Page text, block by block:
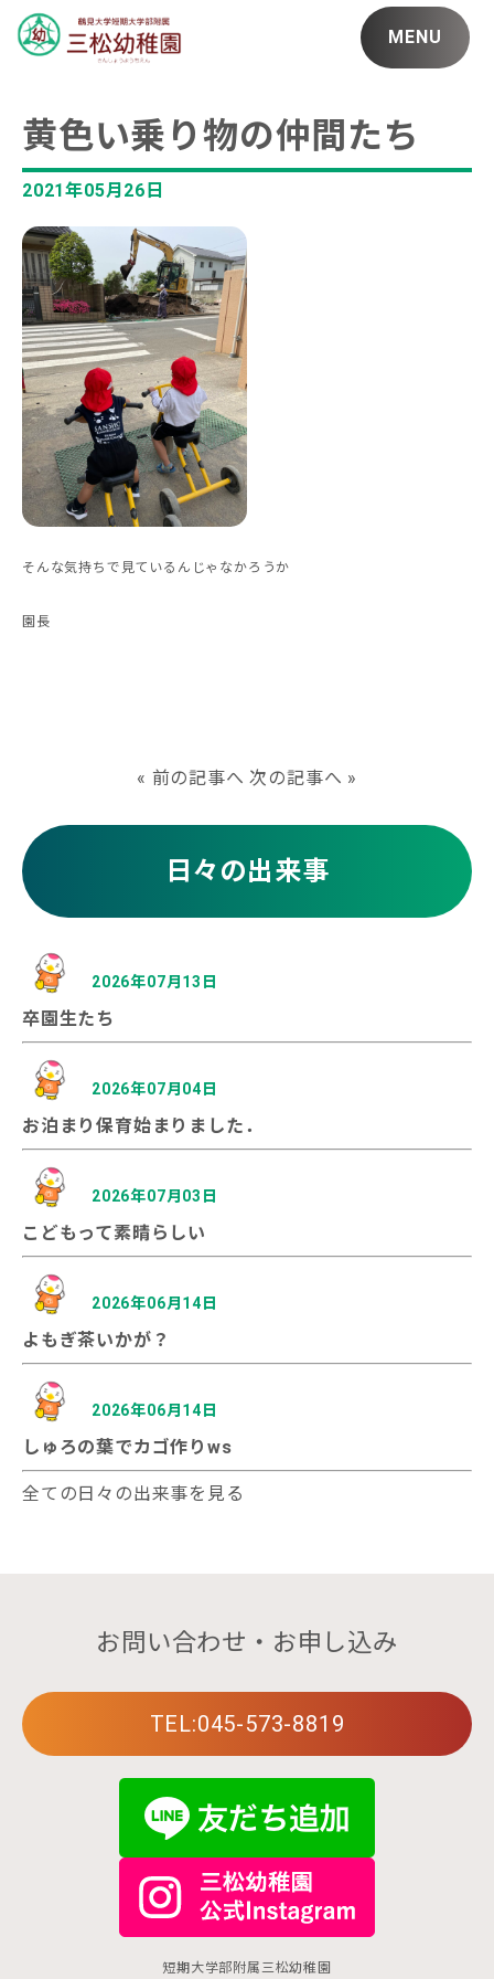
MENU
黄色い乗り物の仲間たち
2021年05月26日
そんな気持ちで見ているんじゃなかろうか
園長
« 前の記事へ 次の記事へ »
日々の出来事
2026年07月13日
卒園生たち
2026年07月04日
お泊まり保育始まりました．
2026年07月03日
こどもって素晴らしい
2026年06月14日
よもぎ茶いかが？
2026年06月14日
しゅろの葉でカゴ作りws
全ての日々の出来事を見る
お問い合わせ・お申し込み
TEL:045-573-8819
短期大学部附属三松幼稚園